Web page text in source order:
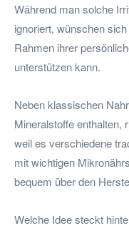
Während man solche
ignoriert, wünschen
Rahmen ihrer
unterstützen kann.
Neben klassischen
Mineralstoffe enthalten,
weil es verschiedene
mit wichtigen
bequem über den
Welche Idee steckt